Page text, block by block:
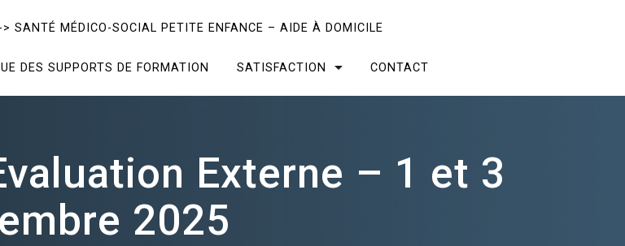
> SANTÉ MÉDICO-SOCIAL PETITE ENFANCE – AIDE À DOMICILE
DES SUPPORTS DE FORMATION SATISFACTION CONTACT
Externe – 1 et 3
2025